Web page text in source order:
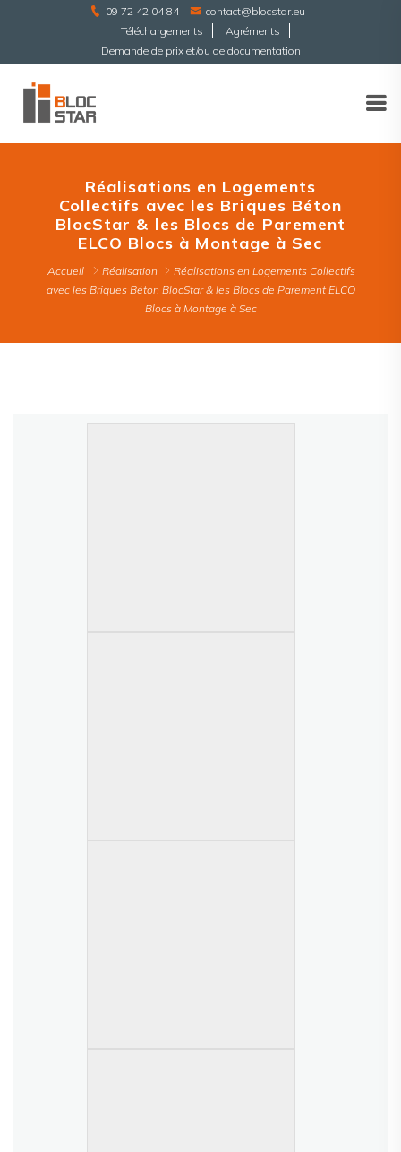
09 72 42 04 84
contact@blocstar.eu
Téléchargements
Agréments
Demande de prix et/ou de documentation
Réalisations en Logements
Collectifs avec les Briques Béton
BlocStar & les Blocs de Parement
ELCO Blocs à Montage à Sec
Accueil Réalisation
Réalisations en Logements Collectifs
avec les Briques Béton BlocStar & les Blocs de Parement ELCO
Blocs à Montage à Sec